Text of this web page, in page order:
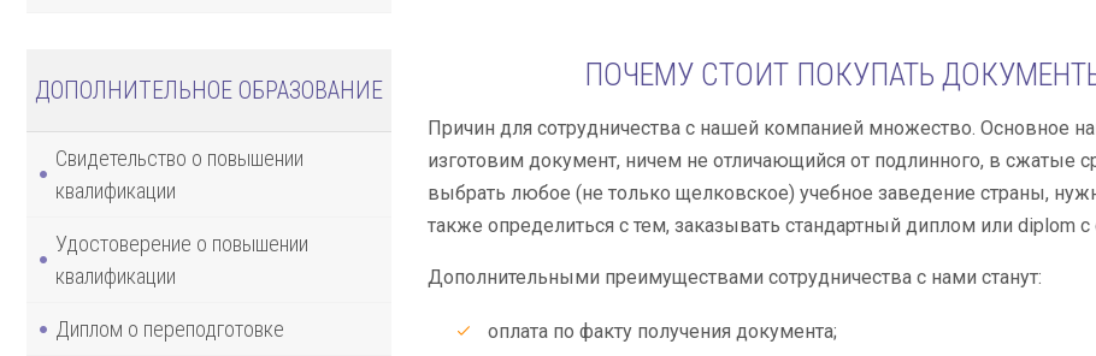
ДОПОЛНИТЕЛЬНОЕ ОБРАЗОВАНИЕ
Свидетельство о повышении
квалификации
Удостоверение о повышении
квалификации
Диплом о переподготовке
ПОЧЕМУ СТОИТ ПОКУПАТЬ
Причин для сотрудничества с нашей компанией множество. Основное
изготовим документ, ничем не отличающийся от подлинного, в сжатые
выбрать любое (не только щелковское) учебное заведение страны,
также определиться с тем, заказывать стандартный диплом или diplom с
Дополнительными преимуществами сотрудничества с нами станут:
оплата по факту получения документа;